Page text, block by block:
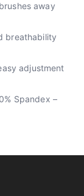
away
breathability
adjustment
Spandex –